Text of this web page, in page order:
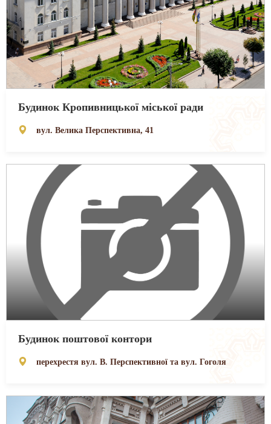
Будинок Кропивницької міської ради
вул. Велика Перспективна, 41
Будинок поштової контори
перехрестя вул. В. Перспективної та вул. Гоголя